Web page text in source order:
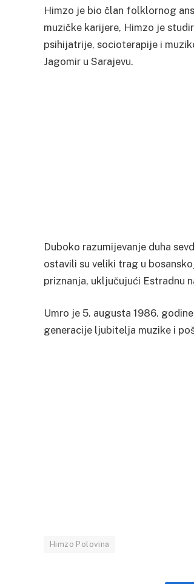
Himzo je bio član folklornog
muzičke karijere, Himzo je
psihijatrije, socioterapije i
Jagomir u Sarajevu.
Duboko razumijevanje duha
ostavili su veliki trag u
priznanja, uključujući Estradnu
Umro je 5. augusta 1986.
generacije ljubitelja muzike i
Himzo Polovina